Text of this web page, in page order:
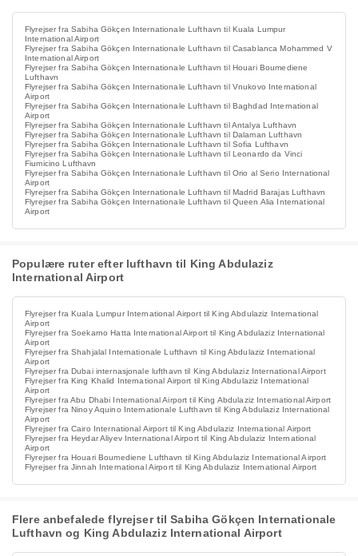
Flyrejser fra Sabiha Gökçen Internationale Lufthavn til Kuala Lumpur
International Airport
Flyrejser fra Sabiha Gökçen Internationale Lufthavn til Casablanca Mohammed V
International Airport
Flyrejser fra Sabiha Gökçen Internationale Lufthavn til Houari Boumediene
Lufthavn
Flyrejser fra Sabiha Gökçen Internationale Lufthavn til Vnukovo International
Airport
Flyrejser fra Sabiha Gökçen Internationale Lufthavn til Baghdad International
Airport
Flyrejser fra Sabiha Gökçen Internationale Lufthavn til Antalya Lufthavn
Flyrejser fra Sabiha Gökçen Internationale Lufthavn til Dalaman Lufthavn
Flyrejser fra Sabiha Gökçen Internationale Lufthavn til Sofia Lufthavn
Flyrejser fra Sabiha Gökçen Internationale Lufthavn til Leonardo da Vinci
Fiumicino Lufthavn
Flyrejser fra Sabiha Gökçen Internationale Lufthavn til Orio al Serio International
Airport
Flyrejser fra Sabiha Gökçen Internationale Lufthavn til Madrid Barajas Lufthavn
Flyrejser fra Sabiha Gökçen Internationale Lufthavn til Queen Alia International
Airport
Populære ruter efter lufthavn til King Abdulaziz
International Airport
Flyrejser fra Kuala Lumpur International Airport til King Abdulaziz International
Airport
Flyrejser fra Soekarno Hatta International Airport til King Abdulaziz International
Airport
Flyrejser fra Shahjalal Internationale Lufthavn til King Abdulaziz International
Airport
Flyrejser fra Dubai internasjonale lufthavn til King Abdulaziz International Airport
Flyrejser fra King Khalid International Airport til King Abdulaziz International
Airport
Flyrejser fra Abu Dhabi International Airport til King Abdulaziz International Airport
Flyrejser fra Ninoy Aquino Internationale Lufthavn til King Abdulaziz International
Airport
Flyrejser fra Cairo International Airport til King Abdulaziz International Airport
Flyrejser fra Heydar Aliyev International Airport til King Abdulaziz International
Airport
Flyrejser fra Houari Boumediene Lufthavn til King Abdulaziz International Airport
Flyrejser fra Jinnah International Airport til King Abdulaziz International Airport
Flere anbefalede flyrejser til Sabiha Gökçen Internationale
Lufthavn og King Abdulaziz International Airport